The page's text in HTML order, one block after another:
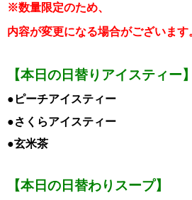
※数量限定のため、
内容が変更になる場合がございます
【本日の日替りアイスティー】
●ピーチアイスティー
●さくらアイスティー
●玄米茶
【本日の日替わりスープ】